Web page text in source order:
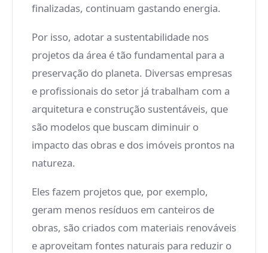
finalizadas, continuam gastando energia.
Por isso, adotar a sustentabilidade nos
projetos da área é tão fundamental para a
preservação do planeta. Diversas empresas
e profissionais do setor já trabalham com a
arquitetura e construção sustentáveis, que
são modelos que buscam diminuir o
impacto das obras e dos imóveis prontos na
natureza.
Eles fazem projetos que, por exemplo,
geram menos resíduos em canteiros de
obras, são criados com materiais renováveis
e aproveitam fontes naturais para reduzir o